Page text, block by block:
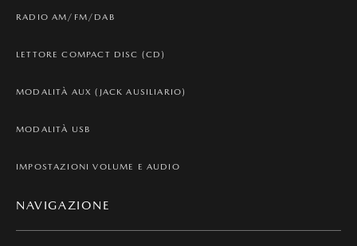
RADIO AM/FM/DAB
LETTORE COMPACT DISC (CD)
MODALITÀ AUX (JACK AUSILIARIO)
MODALITÀ USB
IMPOSTAZIONI VOLUME E AUDIO
NAVIGAZIONE